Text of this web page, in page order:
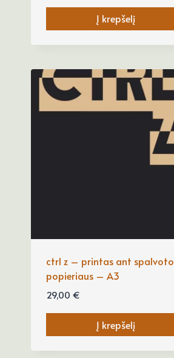
Į krepšelį
ctrl z – printas ant spalvoto
popieriaus – A3
29,00 €
Į krepšelį